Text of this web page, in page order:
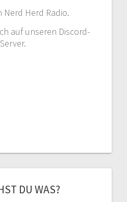
Nerd Herd Radio.
auf unseren Discord-
Server.
DU WAS?